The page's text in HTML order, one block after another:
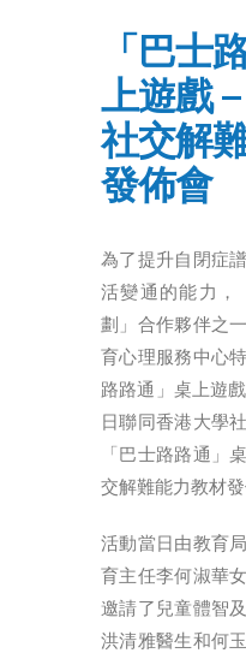
ENGLISH
字型大小
「巴士
上遊戲
社交解
發佈會
為了提升自閉症
活變通的能力，
劃」合作夥伴之
育心理服務中心
路路通」桌上遊
日聯同香港大學
「巴士路路通」
交解難能力教材發
活動當日由教育
育主任李何淑華
邀請了兒童體智
洪清雅醫生和何